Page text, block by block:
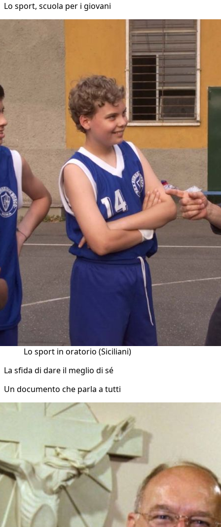
Lo sport, scuola per i giovani
Lo sport in oratorio (Siciliani)
La sfida di dare il meglio di sé
Un documento che parla a tutti